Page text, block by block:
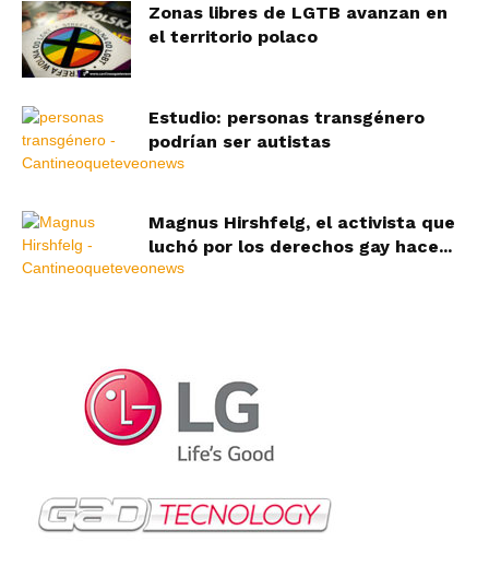
Zonas libres de LGTB avanzan en
el territorio polaco
Estudio: personas transgénero
podrían ser autistas
Magnus Hirshfelg, el activista que
luchó por los derechos gay hace...